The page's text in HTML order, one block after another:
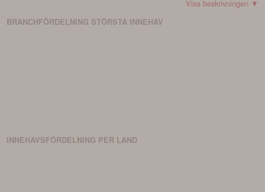
kort, vanligtvis högst ett år, vilket innebär att fonden har låg
Visa beskrivningen ▼
BRANCHFÖRDELNING STÖRSTA INNEHAV
INNEHAVSFÖRDELNING PER LAND